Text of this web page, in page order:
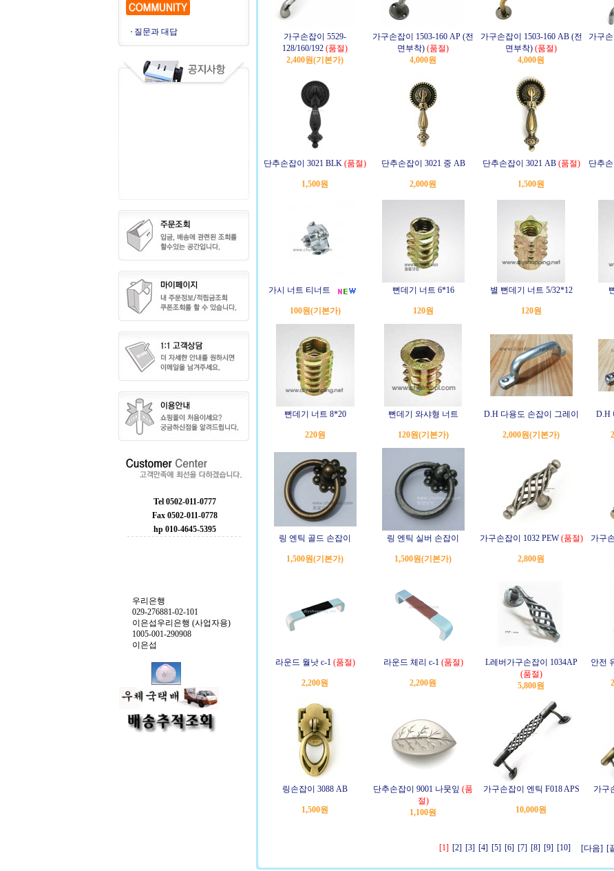
질문과 대답
Tel 0502-011-0777
Fax 0502-011-0778
hp 010-4645-5395
우리은행
029-276881-02-101
이은섭우리은행 (사업자용)
1005-001-290908
이은섭
가구손잡이 5529-
128/160/192 (품절)
2,400원(기본가)
가구손잡이 1503-160 AP (전
면부착) (품절)
4,000원
가구손잡이 1503-160 AB (전
면부착) (품절)
4,000원
가구
단추손잡이 3021 BLK (품절)
1,500원
단추손잡이 3021 중 AB
2,000원
단추손잡이 3021 AB (품절)
1,500원
단추
가시 너트 티너트
100원(기본가)
뻔데기 너트 6*16
120원
별 뻔데기 너트 5/32*12
120원
뻔데기 너트 8*20
220원
뻔데기 와샤형 너트
120원(기본가)
D.H 다용도 손잡이 그레이
2,000원(기본가)
D.H
링 엔틱 골드 손잡이
1,500원(기본가)
링 엔틱 실버 손잡이
1,500원(기본가)
가구손잡이 1032 PEW (품절)
2,800원
가구
라운드 월낫 c-1 (품절)
2,200원
라운드 체리 c-1 (품절)
2,200원
L레버가구손잡이 1034AP
(품절)
5,800원
안전
링손잡이 3088 AB
1,500원
단추손잡이 9001 나뭇잎 (품
절)
1,100원
가구손잡이 엔틱 F018 APS
10,000원
가구
[1] [2] [3] [4] [5] [6] [7] [8] [9] [10] [다음] [